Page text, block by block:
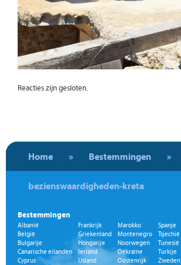
Reacties zijn gesloten.
Home » Bestemmingen »
bezienswaardigheden-kreta
Bestemmingen
Albanië
België
Bulgarije
Canarische eilanden
Cyprus
Frankrijk
Griekenland
Hongarije
Ierland
IJsland
Marokko
Montenegro
Noorwegen
Oekraïne
Oostenrijk
Spanje
Tsjechië
Tunesië
Turkije
Zweden